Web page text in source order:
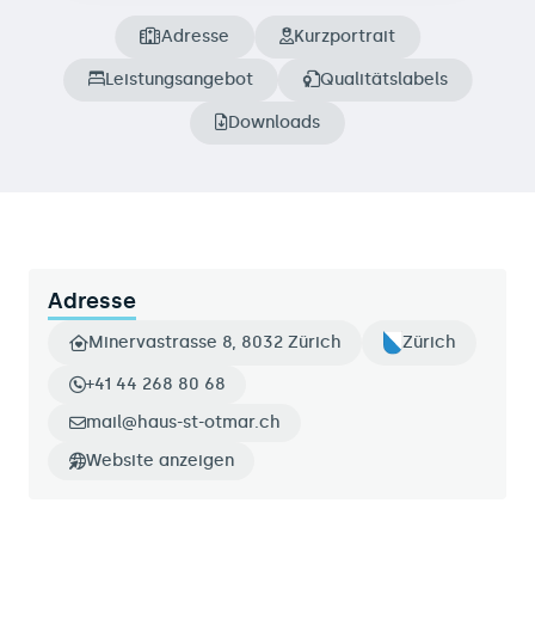
Adresse Kurzportrait
Leistungsangebot Qualitätslabels
Downloads
Adresse
Minervastrasse 8, 8032 Zürich Zürich
+41 44 268 80 68
mail@haus-st-otmar.ch
Website anzeigen